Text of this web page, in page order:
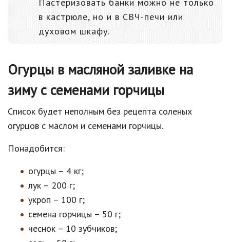
в кастрюле, но и в СВЧ-печи или
духовом шкафу.
Огурцы в масляной заливке на
зиму с семенами горчицы
Список будет неполным без рецепта соленых
огурцов с маслом и семенами горчицы.
Понадобится:
огурцы – 4 кг;
лук – 200 г;
укроп – 100 г;
семена горчицы – 50 г;
чеснок – 10 зубчиков;